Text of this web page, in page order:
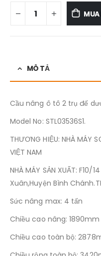
MÔ TẢ
Cầu nâng ô tô 2 trụ đế
Model No: STL03536S1.
THƯƠNG HIỆU: NHÀ MÁY
VIỆT NAM
NHÀ MÁY SẢN XUẤT: F10/
Xuân,Huyện Bình
Sức nâng max: 4 tấn
Chiều cao nâng: 1890mm
Chiều cao toàn bộ: